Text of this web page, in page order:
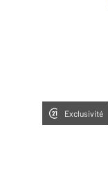
Exclusivité